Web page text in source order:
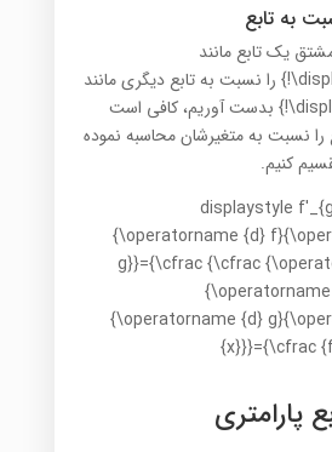
به تابع
یک تابع مانند
را نسبت به تابع دیگری مانند
بدست آوریم، کافی است
نسبت به متغیرشان محاسبه نموده
کنیم.
پارامتری